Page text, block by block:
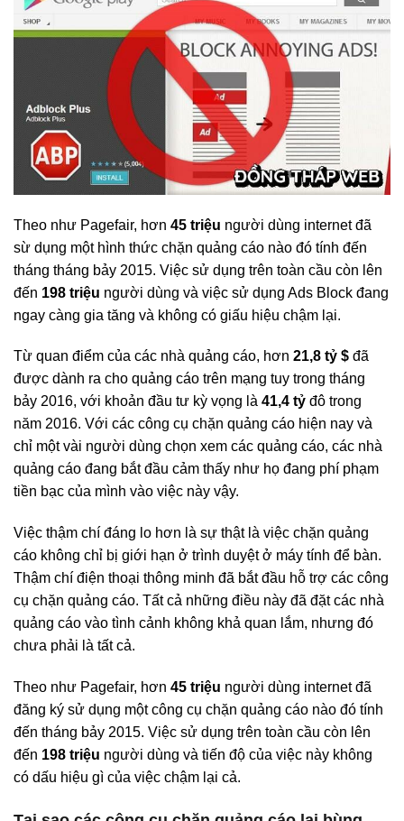
Theo như Pagefair, hơn 45 triệu người dùng internet đã
sừ dụng một hình thức chặn quảng cáo nào đó tính đến
tháng tháng bảy 2015. Việc sử dụng trên toàn cầu còn lên
đến 198 triệu người dùng và việc sử dụng Ads Block đang
ngay càng gia tăng và không có giấu hiệu chậm lại.
Từ quan điểm của các nhà quảng cáo, hơn 21,8 tỷ $ đã
được dành ra cho quảng cáo trên mạng tuy trong tháng
bảy 2016, với khoản đầu tư kỳ vọng là 41,4 tỷ đô trong
năm 2016. Với các công cụ chặn quảng cáo hiện nay và
chỉ một vài người dùng chọn xem các quảng cáo, các nhà
quảng cáo đang bắt đầu cảm thấy như họ đang phí phạm
tiền bạc của mình vào việc này vậy.
Việc thậm chí đáng lo hơn là sự thật là việc chặn quảng
cáo không chỉ bị giới hạn ở trình duyệt ở máy tính để bàn.
Thậm chí điện thoại thông minh đã bắt đầu hỗ trợ các công
cụ chặn quảng cáo. Tất cả những điều này đã đặt các nhà
quảng cáo vào tình cảnh không khả quan lắm, nhưng đó
chưa phải là tất cả.
Theo như Pagefair, hơn 45 triệu người dùng internet đã
đăng ký sử dụng một công cụ chặn quảng cáo nào đó tính
đến tháng bảy 2015. Việc sử dụng trên toàn cầu còn lên
đến 198 triệu người dùng và tiến độ của việc này không
có dấu hiệu gì của việc chậm lại cả.